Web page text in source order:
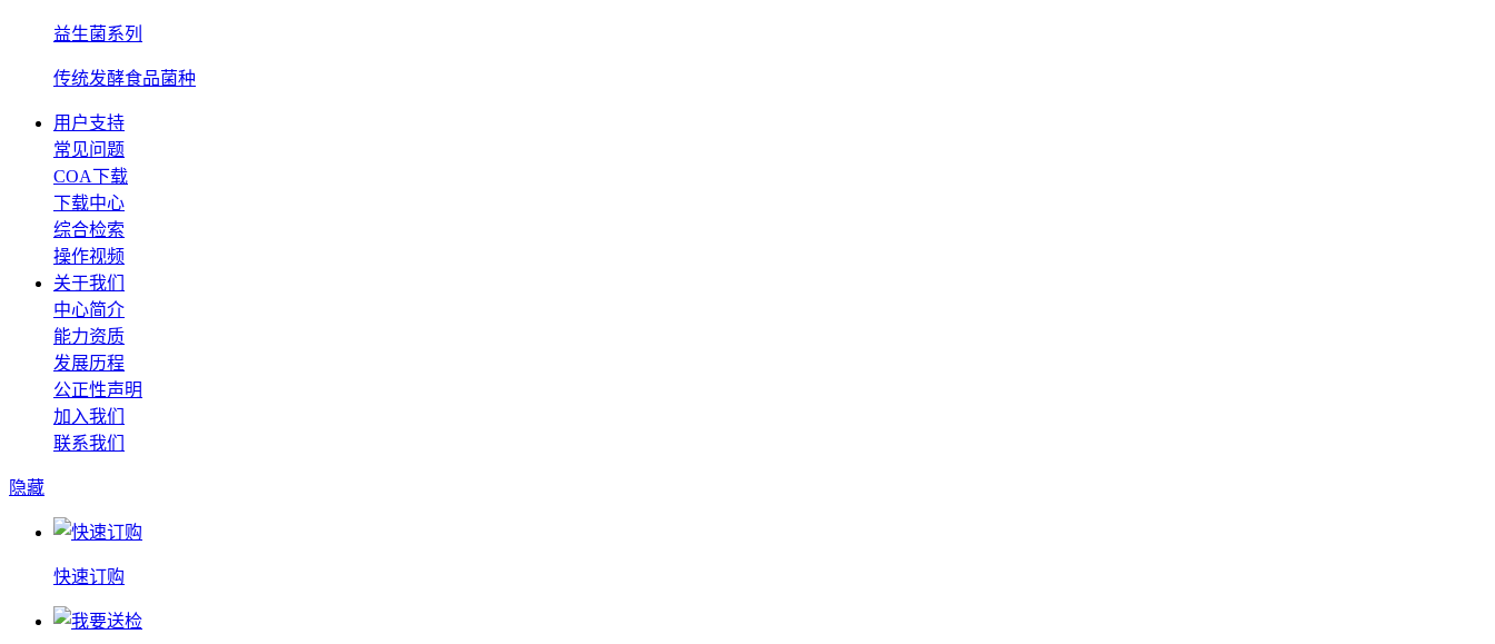
益生菌系列
传统发酵食品菌种
用户支持
常见问题
COA下载
下载中心
综合检索
操作视频
关于我们
中心简介
能力资质
发展历程
公正性声明
加入我们
联系我们
隐藏
快速订购